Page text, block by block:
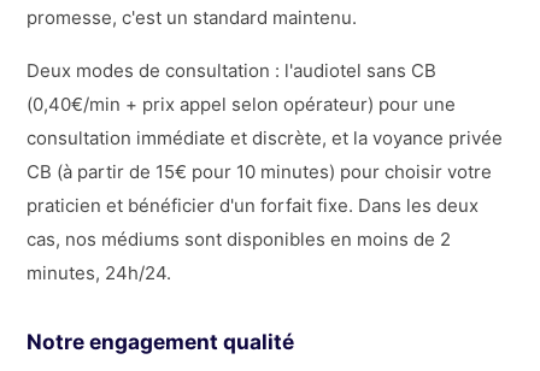
promesse, c'est un standard maintenu.
Deux modes de consultation : l'audiotel sans CB
(0,40€/min + prix appel selon opérateur) pour une
consultation immédiate et discrète, et la voyance privée
CB (à partir de 15€ pour 10 minutes) pour choisir votre
praticien et bénéficier d'un forfait fixe. Dans les deux
cas, nos médiums sont disponibles en moins de 2
minutes, 24h/24.
Notre engagement qualité